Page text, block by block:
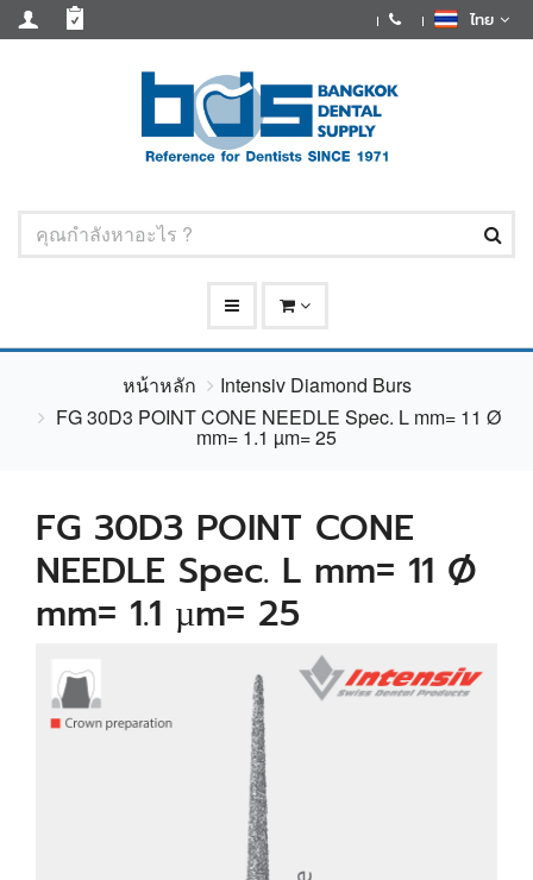
ไทย
หน้าหลัก
Intensiv Diamond Burs
FG 30D3 POINT CONE NEEDLE Spec. L mm= 11 Ø
mm= 1.1 µm= 25
FG 30D3 POINT CONE
NEEDLE Spec. L mm= 11 Ø
mm= 1.1 µm= 25